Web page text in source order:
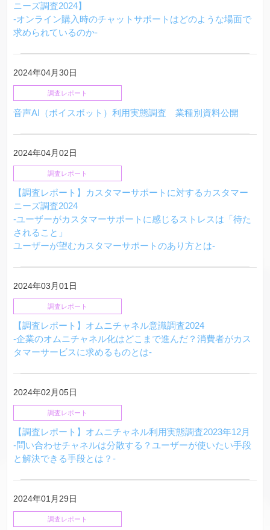
ニーズ調査2024】
-オンライン購入時のチャットサポートはどのような場面で
求められているのか-
2024年04月30日
調査レポート
音声AI（ボイスボット）利用実態調査 業種別資料公開
2024年04月02日
調査レポート
【調査レポート】カスタマーサポートに対するカスタマー
ニーズ調査2024
-ユーザーがカスタマーサポートに感じるストレスは「待た
されること」
ユーザーが望むカスタマーサポートのあり方とは-
2024年03月01日
調査レポート
【調査レポート】オムニチャネル意識調査2024
-企業のオムニチャネル化はどこまで進んだ？消費者がカス
タマーサービスに求めるものとは-
2024年02月05日
調査レポート
【調査レポート】オムニチャネル利用実態調査2023年12月
-問い合わせチャネルは分散する？ユーザーが使いたい手段
と解決できる手段とは？-
2024年01月29日
調査レポート